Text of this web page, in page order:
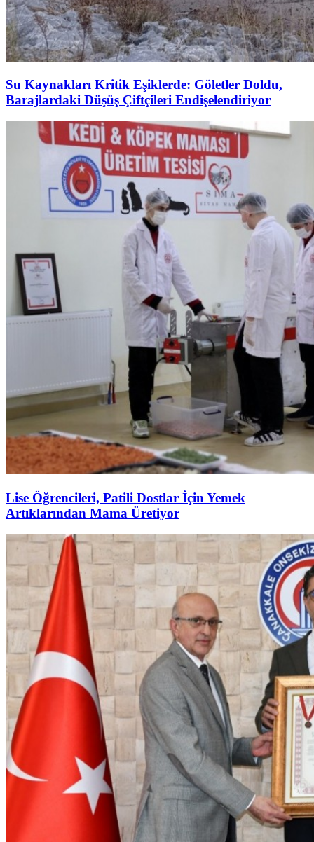
Su Kaynakları Kritik Eşiklerde: Göletler Doldu,
Barajlardaki Düşüş Çiftçileri Endişelendiriyor
Lise Öğrencileri, Patili Dostlar İçin Yemek
Artıklarından Mama Üretiyor